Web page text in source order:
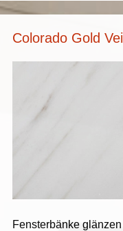
Colorado Gold
Fensterbänke